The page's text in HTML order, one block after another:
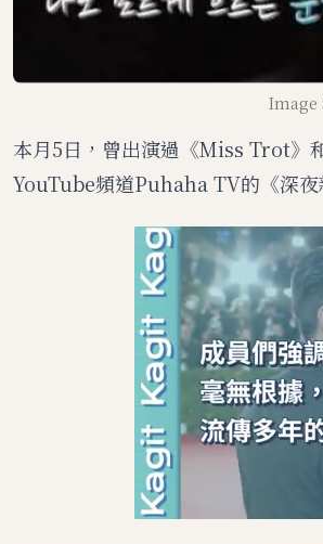
Image
本月5日，曾出演過《Miss Trot》
YouTube頻道Puhaha TV的《深夜